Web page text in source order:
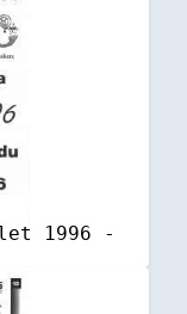
1996 -